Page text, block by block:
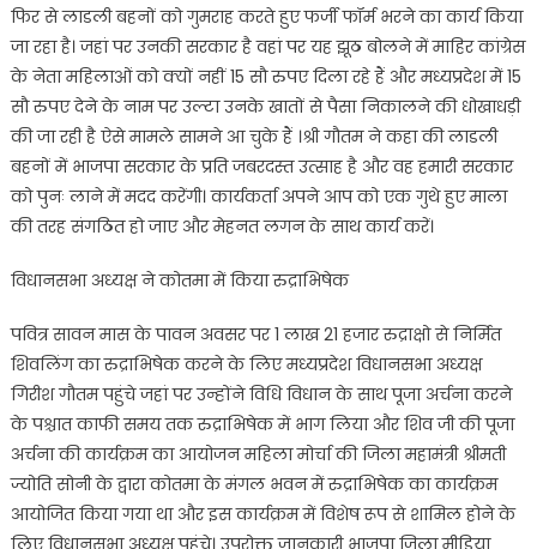
फिर से लाडली बहनों को गुमराह करते हुए फर्जी फॉर्म भरने का कार्य किया
जा रहा है। जहां पर उनकी सरकार है वहां पर यह झूठ बोलने में माहिर कांग्रेस
के नेता महिलाओं को क्यों नहीं 15 सौ रुपए दिला रहे हैं और मध्यप्रदेश में 15
सौ रुपए देने के नाम पर उल्टा उनके खातों से पैसा निकालने की धोखाधड़ी
की जा रही है ऐसे मामले सामने आ चुके हैं ।श्री गौतम ने कहा की लाडली
बहनों में भाजपा सरकार के प्रति जबरदस्त उत्साह है और वह हमारी सरकार
को पुनः लाने में मदद करेंगी। कार्यकर्ता अपने आप को एक गुथे हुए माला
की तरह संगठित हो जाए और मेहनत लगन के साथ कार्य करें।
विधानसभा अध्यक्ष ने कोतमा में किया रुद्राभिषेक
पवित्र सावन मास के पावन अवसर पर 1 लाख 21 हजार रुद्राक्षो से निर्मित
शिवलिंग का रुद्राभिषेक करने के लिए मध्यप्रदेश विधानसभा अध्यक्ष
गिरीश गौतम पहुंचे जहां पर उन्होंने विधि विधान के साथ पूजा अर्चना करने
के पश्चात काफी समय तक रुद्राभिषेक में भाग लिया और शिव जी की पूजा
अर्चना की कार्यक्रम का आयोजन महिला मोर्चा की जिला महामंत्री श्रीमती
ज्योति सोनी के द्वारा कोतमा के मंगल भवन में रुद्राभिषेक का कार्यक्रम
आयोजित किया गया था और इस कार्यक्रम में विशेष रूप से शामिल होने के
लिए विधानसभा अध्यक्ष पहुंचे। उपरोक्त जानकारी भाजपा जिला मीडिया